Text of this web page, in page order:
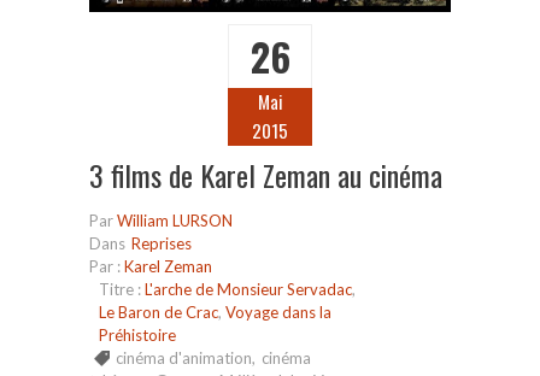
26
Mai
2015
3 films de Karel Zeman au cinéma
ParWilliam LURSON
Dans Reprises
Par :Karel Zeman
Titre :L'arche de Monsieur Servadac,
Le Baron de Crac, Voyage dans la
Préhistoire
cinéma d'animation, cinéma